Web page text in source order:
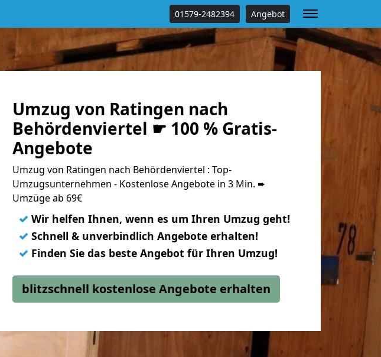
01579-2482394 Angebot
Umzug von Ratingen nach
Behördenviertel ☛ 100 % Gratis-
Angebote
Umzug von Ratingen nach Behördenviertel : Top-
Umzugsunternehmen - Kostenlose Angebote in 3 Min. ➨
Umzüge ab 69€
✓ Wir helfen Ihnen, wenn es um Ihren Umzug geht!
✓ Schnell & unverbindlich Angebote erhalten!
✓ Finden Sie das beste Angebot für Ihren Umzug!
blitzschnell kostenlose Angebote erhalten